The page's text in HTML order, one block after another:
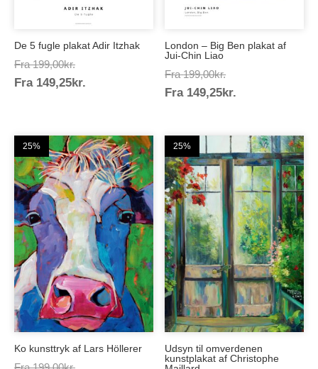
De 5 fugle plakat Adir Itzhak
Fra 199,00kr.Prisinterval:
199,00kr.
Fra 149,25kr.
London – Big Ben plakat af
Jui-Chin Liao
Fra 199,00kr.Prisinterval:
199,00kr.
Fra 149,25kr.
25%
Ko kunsttryk af Lars Höllerer
Prisinterval:
25%
Udsyn til omverdenen
kunstplakat af Christophe